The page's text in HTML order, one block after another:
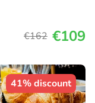
€162 €109
41% discount